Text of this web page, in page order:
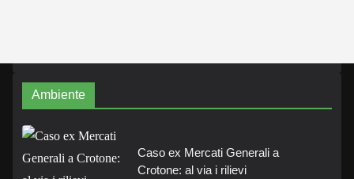
Ambiente
Caso ex Mercati Generali a
Crotone: al via i rilievi